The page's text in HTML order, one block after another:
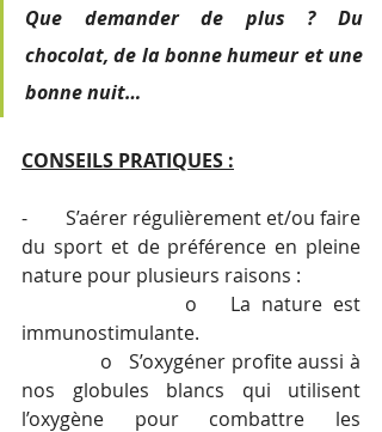
Que demander de plus ? Du
chocolat, de la bonne humeur et une
bonne nuit…
CONSEILS PRATIQUES :
-        S’aérer régulièrement et/ou faire
du sport et de préférence en pleine
nature pour plusieurs raisons :
immunostimulante.
nos globules blancs qui utilisent
l’oxygène pour combattre les